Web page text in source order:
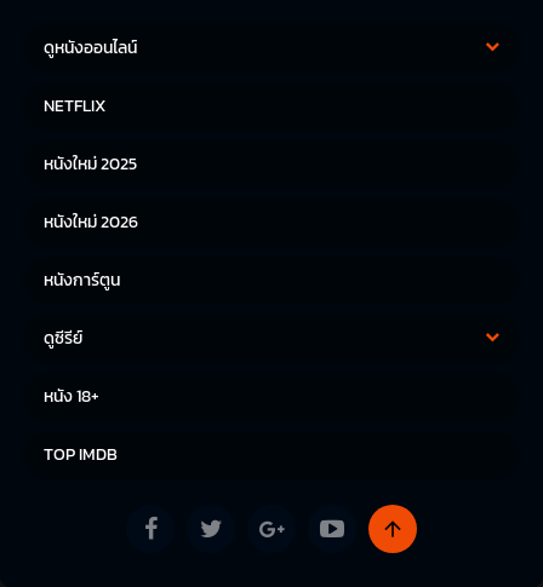
ดูหนังออนไลน์
หนังญี่ปุ่น
NETFLIX
หนังใหม่ 2025
หนังใหม่ 2026
หนังการ์ตูน
ดูซีรีย์
หนัง 18+
TOP IMDB